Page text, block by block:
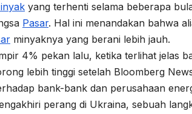
yang terhenti selama beberapa
Pasar. Hal ini menandakan bahwa
minyaknya yang berani lebih jauh.
4% pekan lalu, ketika terlihat jelas
lebih tinggi setelah Bloomberg
bank-bank dan perusahaan
perang di Ukraina, sebuah